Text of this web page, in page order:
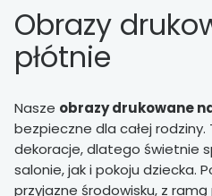
Obrazy
płótnie
Nasze obrazy drukowane
bezpieczne dla całej
dekoracje, dlatego świetnie
salonie, jak i pokoju dziecka.
przyjazne środowisku, z